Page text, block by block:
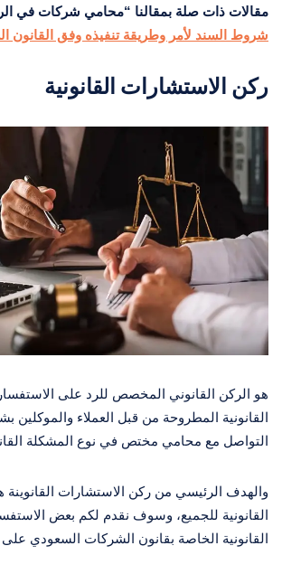
مقالات ذات صلة بمقالنا “محامي شركات في
شروط السند لأمر وطريقة تنفيذه وفق القانون
ركن الاستشارات القانونية
هو الركن القانوني المخصص للرد على
القانونية المطروحة من قبل العملاء
التواصل مع محامي مختص في نوع المشكلة
والهدف الرئيسي من ركن الاستشارات القانوينة
القانونية للجميع، وسوف نقدم لكم بعض
القانونية الخاصة بقانون الشركات السعودي على